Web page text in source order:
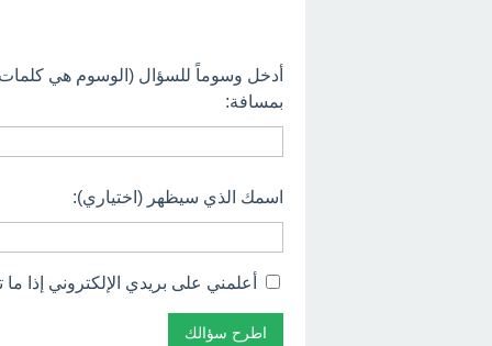
أدخل وسوماً للسؤال (الوسوم هي
بمسافة:
اسمك الذي سيظهر (اختياري):
أعلمني على بريدي الإلكتروني إذا